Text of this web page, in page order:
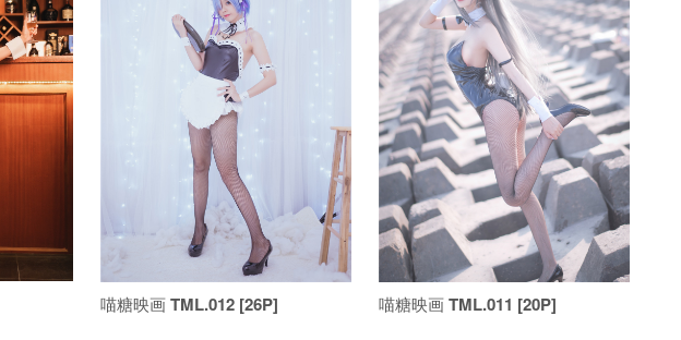
喵糖映画 TML.012 [26P] 喵糖映画 TML.011 [20P]